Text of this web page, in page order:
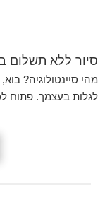
סיור ללא תשלום
מהי סיינטולוגיה?
לגלות בעצמך. פתוח